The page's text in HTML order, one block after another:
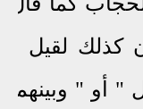
كذلك لقيل "
أو " وبينهما